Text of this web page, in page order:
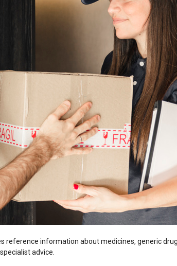
reference information about medicines, generic
advice.